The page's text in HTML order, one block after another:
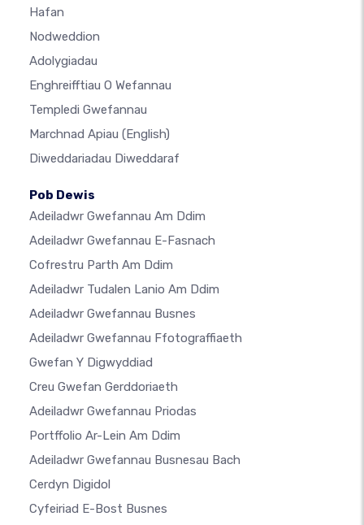
Hafan
Nodweddion
Adolygiadau
Enghreifftiau O Wefannau
Templedi Gwefannau
Marchnad Apiau (English)
Diweddariadau Diweddaraf
Pob Dewis
Adeiladwr Gwefannau Am Ddim
Adeiladwr Gwefannau E-Fasnach
Cofrestru Parth Am Ddim
Adeiladwr Tudalen Lanio Am Ddim
Adeiladwr Gwefannau Busnes
Adeiladwr Gwefannau Ffotograffiaeth
Gwefan Y Digwyddiad
Creu Gwefan Gerddoriaeth
Adeiladwr Gwefannau Priodas
Portffolio Ar-Lein Am Ddim
Adeiladwr Gwefannau Busnesau Bach
Cerdyn Digidol
Cyfeiriad E-Bost Busnes